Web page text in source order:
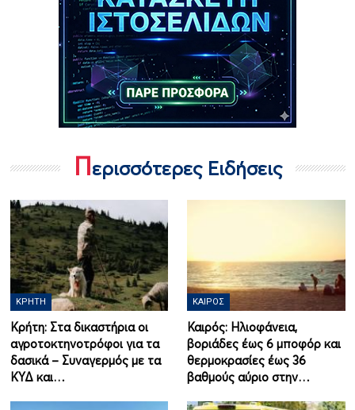
Περισσότερες Ειδήσεις
ΚΡΉΤΗ
Κρήτη: Στα δικαστήρια οι
αγροτοκτηνοτρόφοι για τα
δασικά – Συναγερμός με τα
ΚΥΔ και…
ΚΑΙΡΌΣ
Καιρός: Ηλιοφάνεια,
βοριάδες έως 6 μποφόρ και
θερμοκρασίες έως 36
βαθμούς αύριο στην…